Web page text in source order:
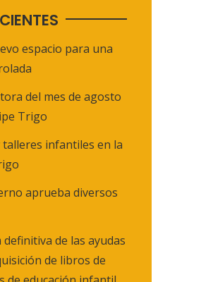
espacio para una
del mes de agosto
Trigo
infantiles en la
aprueba diversos
de las ayudas
de libros de